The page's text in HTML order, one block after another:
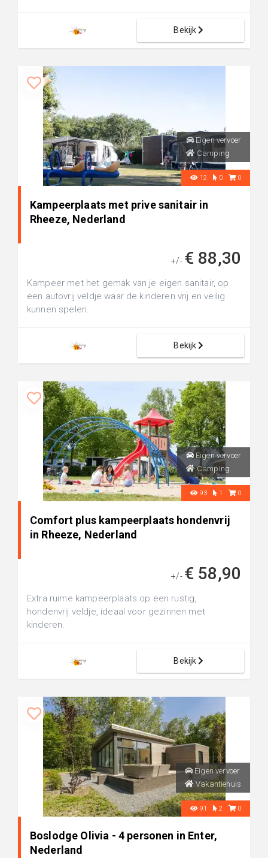
Bekijk
Eigen vervoer
Camping
12 0 0
Kampeerplaats met prive sanitair in
Rheeze, Nederland
+/- € 88,30
Kampeer met het gemak van je eigen sanitair, op
een autovrij veldje waar de kinderen vrij en veilig
kunnen spelen.
Bekijk
Eigen vervoer
Camping
93 1 0
Comfort plus kampeerplaats hondenvrij
in Rheeze, Nederland
+/- € 58,90
Extra ruime kampeerplaats op een rustig,
hondenvrij veldje, ideaal voor gezinnen met
kinderen.
Bekijk
Eigen vervoer
Vakantiehuis
91 2 0
Boslodge Olivia - 4 personen in Enter,
Nederland